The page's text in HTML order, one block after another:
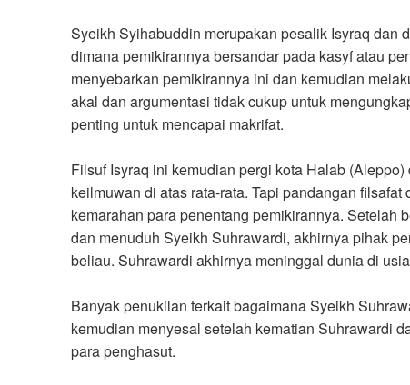
Syeikh Syihabuddin merupakan pesalik Isyraq dan
dimana pemikirannya bersandar pada kasyf atau
menyebarkan pemikirannya ini dan kemudian
akal dan argumentasi tidak cukup untuk
penting untuk mencapai makrifat.
Filsuf Isyraq ini kemudian pergi kota Halab
keilmuwan di atas rata-rata. Tapi pandangan
kemarahan para penentang pemikirannya. Setelah
dan menuduh Syeikh Suhrawardi, akhirnya pihak
beliau. Suhrawardi akhirnya meninggal dunia di
Banyak penukilan terkait bagaimana Syeikh
kemudian menyesal setelah kematian Suhrawardi
para penghasut.